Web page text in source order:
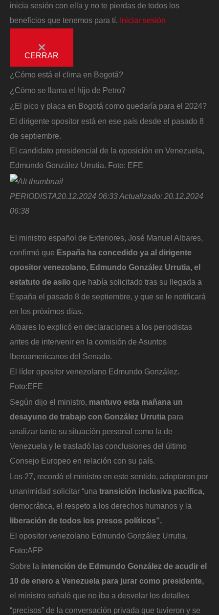
inicia sesión con ella y no te pierdas de todos los
beneficios que tenemos para tí. Iniciar sesión
CERRAR
¿Cómo está el clima en Bogotá?
¿Cómo se llama el hijo de Petro?
¿El pico y placa en Bogotá como quedaría para el 2024?
El dirigente opositor está en ese país desde el pasado 8
de septiembre.
El candidato presidencial de la oposición en Venezuela,
Edmundo González Urrutia. Foto: EFE
PERIODISTA20.12.2024 06:33Actualizado: 20.12.2024
06:38
El ministro español de Exteriores, José Manuel Albares,
confirmó que España ha concedido ya al dirigente
opositor venezolano, Edmundo González Urrutia, el
estatuto de asilo que había solicitado tras su llegada a
España el pasado 8 de septiembre, y que se le notificará
en los próximos días.
Albares lo explicó en declaraciones a los periodistas
antes de intervenir en la comisión de Asuntos
Iberoamericanos del Senado.
El líder opositor venezolano Edmundo González.
Foto: EFE
Según dijo el ministro, mantuvo esta mañana un
desayuno de trabajo con González Urrutia para
analizar tanto su situación personal como la de
Venezuela y le trasladó las conclusiones del último
Consejo Europeo en relación con su país.
Los 27, recordó el ministro en este sentido, adoptaron por
unanimidad solicitar “una transición inclusiva pacífica,
democrática, el respeto a los derechos humanos y la
liberación de todos los presos políticos”.
El opositor venezolano Edmundo González Urrutia.
Foto:AFP
Sobre la intención de Edmundo González de acudir el
10 de enero a Venezuela para jurar como presidente,
el ministro señaló que no iba a desvelar los detalles
“precisos” de la conversación privada que tuvieron y se